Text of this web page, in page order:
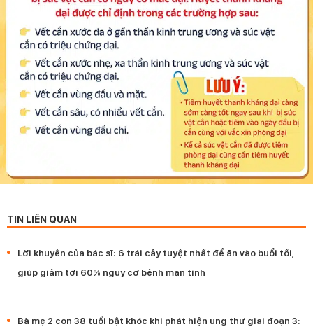
TIN LIÊN QUAN
Lời khuyên của bác sĩ: 6 trái cây tuyệt nhất để ăn vào buổi tối,
giúp giảm tới 60% nguy cơ bệnh mạn tính
Bà mẹ 2 con 38 tuổi bật khóc khi phát hiện ung thư giai đoạn 3: